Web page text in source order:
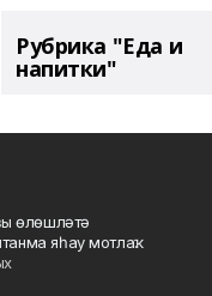
Рубрика "Еда и
напитки"
өлөшләтә
яһау мотлаҡ.